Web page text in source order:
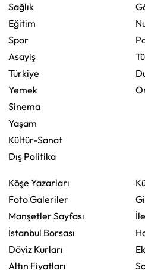
Sağlık
Eğitim
Spor
Asayiş
Türkiye
Yemek
Sinema
Yaşam
Kültür-Sanat
Dış Politika
Köşe Yazarları
Foto Galeriler
Manşetler Sayfası
İstanbul Borsası
Döviz Kurları
Altın Fiyatları